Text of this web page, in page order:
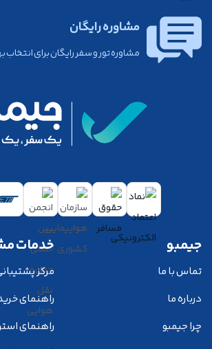
مشاوره رایگان
مشاوره تور و سفر رایگان برای
جیمبو
تماس با ما
درباره ما
چرا جیمبو
خدمات
مرکز
راهنمای
راهنمای